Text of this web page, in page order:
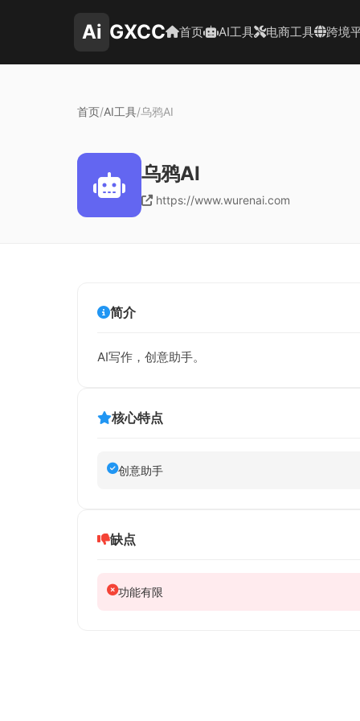
Ai GXCC 首页 AI工具 电商工具 跨境
首页/AI工具/乌鸦AI
乌鸦AI
https://www.wurenai.com
简介
AI写作，创意助手。
核心特点
创意助手
缺点
功能有限